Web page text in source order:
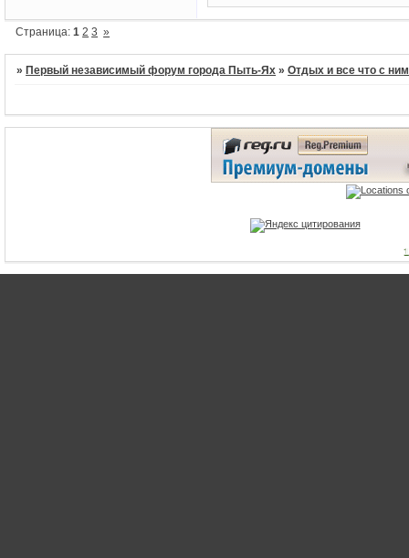
Страница:1 2 3 »
» Первый независимый форум города Пыть-Ях »Отдых и все что с